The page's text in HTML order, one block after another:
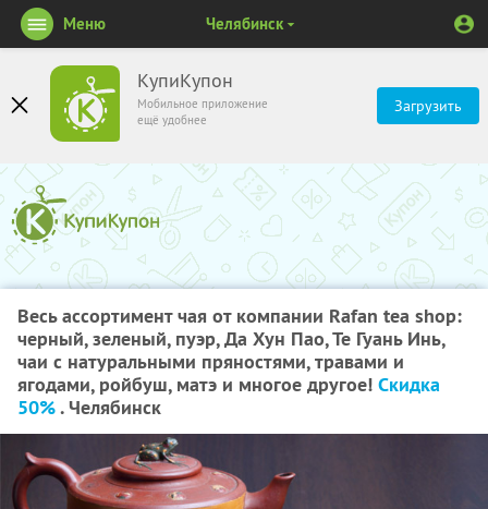
КупиКупон
Мобильное приложение
ещё удобнее
Загрузить
Меню Челябинск
Весь ассортимент чая от компании Rafan tea shop:
черный, зеленый, пуэр, Да Хун Пао, Те Гуань Инь,
чаи с натуральными пряностями, травами и
ягодами, ройбуш, матэ и многое другое! Скидка
50%. Челябинск